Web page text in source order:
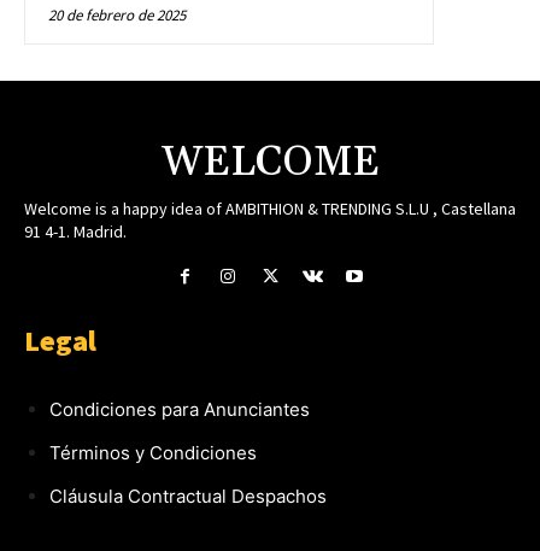
20 de febrero de 2025
WELCOME
Welcome is a happy idea of AMBITHION & TRENDING S.L.U , Castellana
91 4-1. Madrid.
Legal
Condiciones para Anunciantes
Términos y Condiciones
Cláusula Contractual Despachos